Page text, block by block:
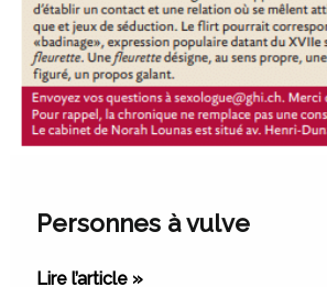
Personnes à vulve
Lire l’article »